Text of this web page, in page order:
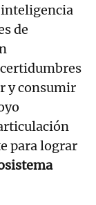
de
y consumir
para lograr